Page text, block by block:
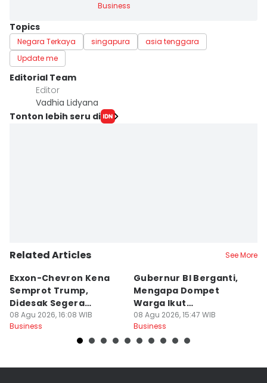
Business
Topics
Negara Terkaya singapura
asia tenggara
Update me
Editorial Team
Editor
Vadhia Lidyana
Tonton lebih seru di
Related Articles See More
Exxon-Chevron Kena
Semprot Trump,
Didesak Segera
Turunkan Harga BBM
08 Agu 2026, 16:08 WIB
Business
Gubernur BI Berganti,
Mengapa Dompet
Warga Ikut
Terpengaruh?
08 Agu 2026, 15:47 WIB
Business